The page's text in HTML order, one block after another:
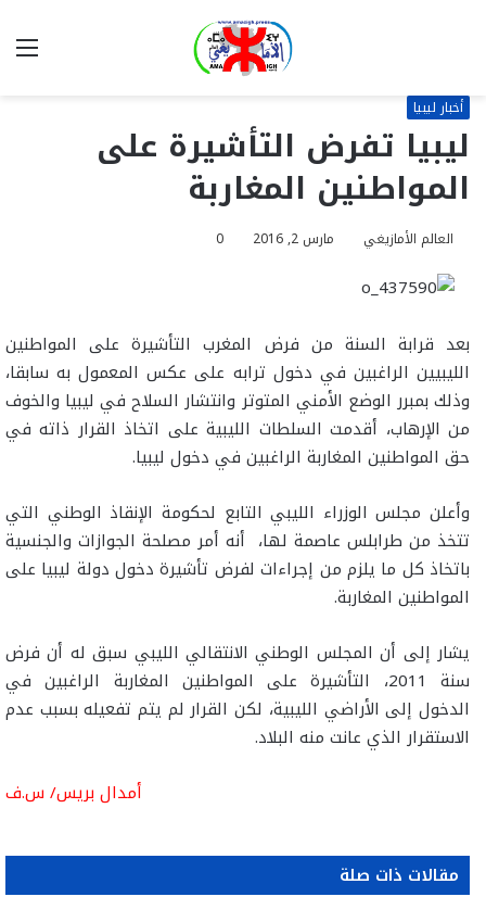
أخبار ليبيا
ليبيا تفرض التأشيرة على
المواطنين المغاربة
العالم الأمازيغي مارس 2, 2016 0
بعد قرابة السنة من فرض المغرب التأشيرة على المواطنين
الليبيين الراغبين في دخول ترابه على عكس المعمول به سابقا،
وذلك بمبرر الوضع الأمني المتوتر وانتشار السلاح في ليبيا والخوف
من الإرهاب، أقدمت السلطات الليبية على اتخاذ القرار ذاته في
حق المواطنين المغاربة الراغبين في دخول ليبيا.
وأعلن مجلس الوزراء الليبي التابع لحكومة الإنقاذ الوطني التي
تتخذ من طرابلس عاصمة لها، أنه أمر مصلحة الجوازات والجنسية
باتخاذ كل ما يلزم من إجراءات لفرض تأشيرة دخول دولة ليبيا على
المواطنين المغاربة.
يشار إلى أن المجلس الوطني الانتقالي الليبي سبق له أن فرض
سنة 2011، التأشيرة على المواطنين المغاربة الراغبين في
الدخول إلى الأراضي الليبية، لكن القرار لم يتم تفعيله بسبب عدم
الاستقرار الذي عانت منه البلاد.
أمدال بريس/ س.ف
مقالات ذات صلة